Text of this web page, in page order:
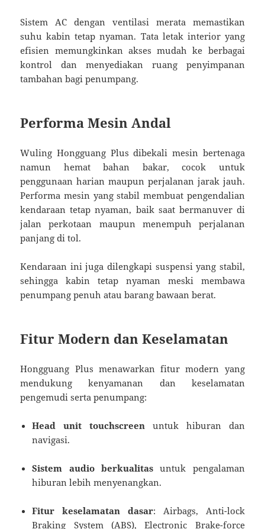
Sistem AC dengan ventilasi merata memastikan
suhu kabin tetap nyaman. Tata letak interior yang
efisien memungkinkan akses mudah ke berbagai
kontrol dan menyediakan ruang penyimpanan
tambahan bagi penumpang.
Performa Mesin Andal
Wuling Hongguang Plus dibekali mesin bertenaga
namun hemat bahan bakar, cocok untuk
penggunaan harian maupun perjalanan jarak jauh.
Performa mesin yang stabil membuat pengendalian
kendaraan tetap nyaman, baik saat bermanuver di
jalan perkotaan maupun menempuh perjalanan
panjang di tol.
Kendaraan ini juga dilengkapi suspensi yang stabil,
sehingga kabin tetap nyaman meski membawa
penumpang penuh atau barang bawaan berat.
Fitur Modern dan Keselamatan
Hongguang Plus menawarkan fitur modern yang
mendukung kenyamanan dan keselamatan
pengemudi serta penumpang:
Head unit touchscreen untuk hiburan dan
navigasi.
Sistem audio berkualitas untuk pengalaman
hiburan lebih menyenangkan.
Fitur keselamatan dasar: Airbags, Anti-lock
Braking System (ABS), Electronic Brake-force